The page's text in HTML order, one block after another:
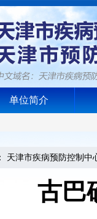
单位简介
天津市疾病预防控制中
古巴